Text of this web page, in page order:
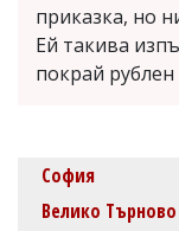
приказка, но
Ей такива
покрай рублен
София
Велико Търново